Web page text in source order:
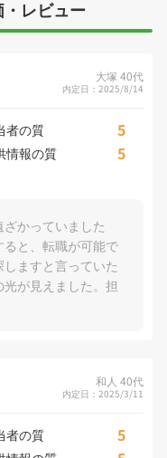
レビュー
大塚 40代
内定日：2025/8/14
者の質 5
情報の質 5
かっていました
と、転職が可能で
ますと言っていた
が見えました。担
和人 40代
内定日：2025/3/11
者の質 5